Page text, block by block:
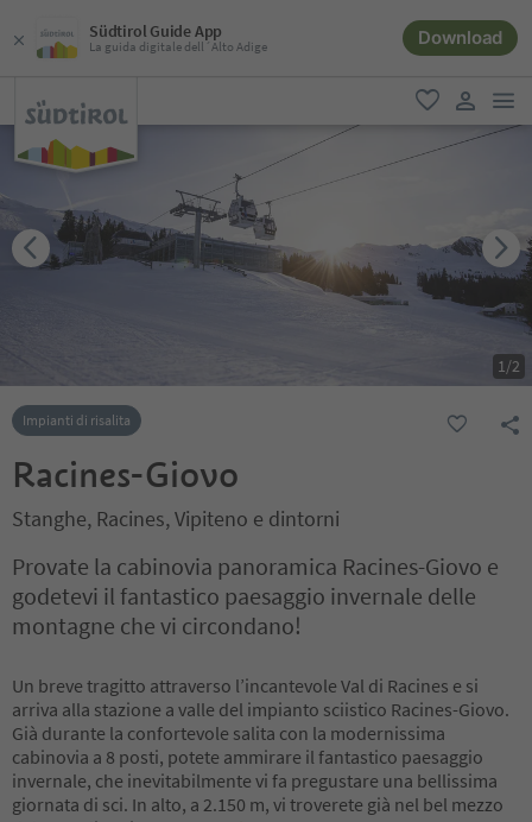
Südtirol Guide App
La guida digitale dell´Alto Adige Download
favoriti
user link
1/2
Impianti di risalita
Racines-Giovo
Stanghe, Racines, Vipiteno e dintorni
Provate la cabinovia panoramica Racines-Giovo e
godetevi il fantastico paesaggio invernale delle
montagne che vi circondano!
Un breve tragitto attraverso l’incantevole Val di Racines e si
arriva alla stazione a valle del impianto sciistico Racines-Giovo.
Già durante la confortevole salita con la modernissima
cabinovia a 8 posti, potete ammirare il fantastico paesaggio
invernale, che inevitabilmente vi fa pregustare una bellissima
giornata di sci. In alto, a 2.150 m, vi troverete già nel bel mezzo